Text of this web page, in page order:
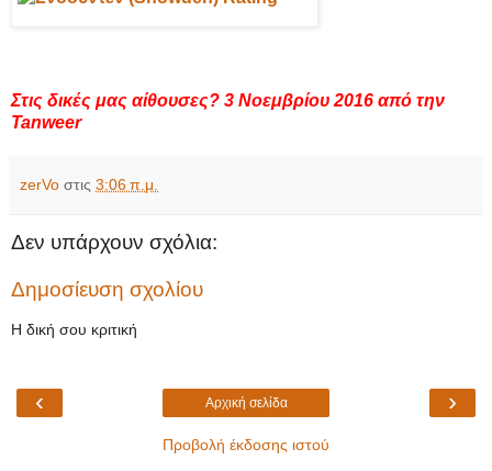
Στις δικές μας αίθουσες? 3 Νοεμβρίου 2016 από την
Tanweer
zerVo στις 3:06 π.μ.
Δεν υπάρχουν σχόλια:
Δημοσίευση σχολίου
Η δική σου κριτική
‹ ›
Αρχική σελίδα
Προβολή έκδοσης ιστού